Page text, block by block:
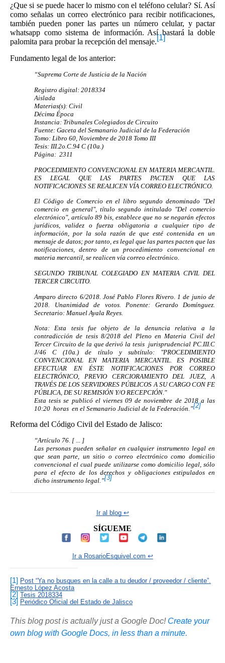
¿Que si se puede hacer lo mismo con el teléfono celular? Sí. Así
como señalas un correo electrónico para recibir notificaciones,
también pueden poner las partes un número celular, y pactar
whatsapp como sistema de información. Así bastará la doble
palomita para probar la recepción del mensaje.[1]
Fundamento legal de los anterior:
“Suprema Corte de Justicia de la Nación
Registro digital: 2018334
Aislada
Materias(s): Civil
Décima Época
Instancia: Tribunales Colegiados de Circuito
Fuente: Gaceta del Semanario Judicial de la Federación
Tomo: Libro 60, Noviembre de 2018 Tomo III
Tesis: III.2o.C.94 C (10a.)
Página: 2311
PROCEDIMIENTO CONVENCIONAL EN MATERIA MERCANTIL.
ES LEGAL QUE LAS PARTES PACTEN QUE LAS
NOTIFICACIONES SE REALICEN VÍA CORREO ELECTRÓNICO.
El Código de Comercio en el libro segundo denominado "Del
comercio en general", título segundo intitulado "Del comercio
electrónico", artículo 89 bis, establece que no se negarán efectos
jurídicos, validez o fuerza obligatoria a cualquier tipo de
información, por la sola razón de que esté contenida en un
mensaje de datos; por tanto, es legal que las partes pacten que las
notificaciones, dentro de un procedimiento convencional en
materia mercantil, se realicen vía correo electrónico.
SEGUNDO TRIBUNAL COLEGIADO EN MATERIA CIVIL DEL
TERCER CIRCUITO.
Amparo directo 6/2018. José Pablo Flores Rivero. 1 de junio de
2018. Unanimidad de votos. Ponente: Gerardo Domínguez.
Secretario: Manuel Ayala Reyes.
Nota: Esta tesis fue objeto de la denuncia relativa a la
contradicción de tesis 8/2018 del Pleno en Materia Civil del
Tercer Circuito de la que derivó la tesis jurisprudencial PC.III.C
J/46 C (10a.) de título y subtítulo: "PROCEDIMIENTO
CONVENCIONAL EN MATERIA MERCANTIL. ES POSIBLE
EFECTUAR EN ÉSTE NOTIFICACIONES POR CORREO
ELECTRÓNICO, PREVIO CERCIORAMIENTO DEL JUEZ, A
TRAVÉS DE LOS SERVIDORES PÚBLICOS A SU CARGO CON FE
PÚBLICA, DE SU REMISIÓN Y/O RECEPCIÓN."
Esta tesis se publicó el viernes 09 de noviembre de 2018 a las
10:20 horas en el Semanario Judicial de la Federación.”[2]
Reforma del Código Civil del Estado de Jalisco:
“Artículo 76. [ ... ]
Las personas pueden señalar en cualquier instrumento legal en
que sean parte, un sitio o correo electrónico como domicilio
convencional el cual puede utilizarse como domicilio legal, sólo
para el efecto de los derechos y obligaciones estipulados en
dicho instrumento legal.”[3]
Ir al blog ↩️
SÍGUEME
Ir a RosarioEsquivel.com ↩️
[1] Post “Ya no busques en la calle a tu deudor / proveedor / cliente”.
Ernesto López Acosta
[2] Tesis 2018334
[3] Periódico Oficial del Estado de Jalisco
This blog post is actually just a Google Doc! Create your
own blog with Google Docs, in less than a minute.